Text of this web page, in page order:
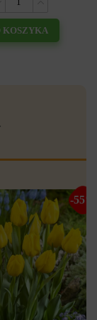
KOSZYKA
-55%